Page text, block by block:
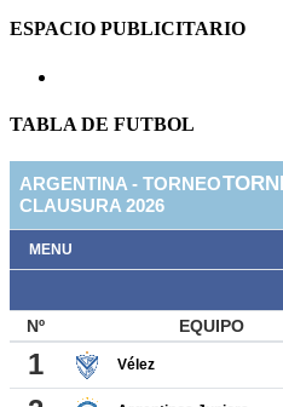
ESPACIO PUBLICITARIO
TABLA DE FUTBOL